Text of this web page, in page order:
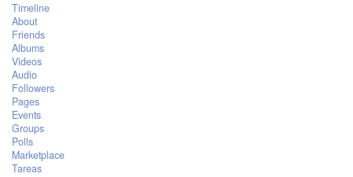
Timeline
About
Friends
Albums
Videos
Audio
Followers
Pages
Events
Groups
Polls
Marketplace
Tareas